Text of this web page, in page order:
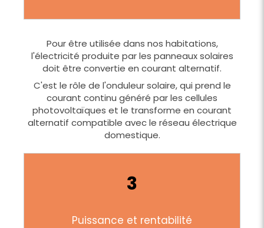
Pour être utilisée dans nos habitations,
l'électricité produite par les panneaux solaires
doit être convertie en courant alternatif.
C'est le rôle de l'onduleur solaire, qui prend le
courant continu généré par les cellules
photovoltaïques et le transforme en courant
alternatif compatible avec le réseau électrique
domestique.
3
Puissance et rentabilité